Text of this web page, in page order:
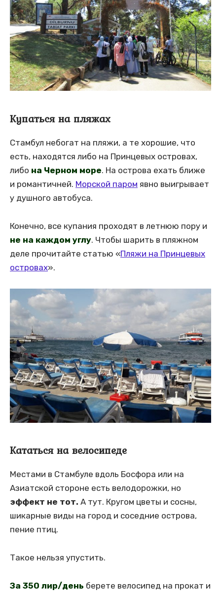
Купаться на пляжах
Стамбул небогат на пляжи, а те хорошие, что
есть, находятся либо на Принцевых островах,
либо на Черном море. На острова ехать ближе
и романтичней. Морской паром явно выигрывает
у душного автобуса.
Конечно, все купания проходят в летнюю пору и
не на каждом углу. Чтобы шарить в пляжном
деле прочитайте статью «Пляжи на Принцевых
островах».
Кататься на велосипеде
Местами в Стамбуле вдоль Босфора или на
Азиатской стороне есть велодорожки, но
эффект не тот. А тут. Кругом цветы и сосны,
шикарные виды на город и соседние острова,
пение птиц.
Такое нельзя упустить.
За 350 лир/день берете велосипед на прокат и